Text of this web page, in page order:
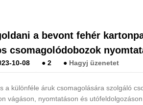
a bevont fehér
csomagolódobozok
10-08 ● 2 ● Hagyj üzenetet
a különféle áruk csomagolására szolgáló
vágáson, nyomtatáson és